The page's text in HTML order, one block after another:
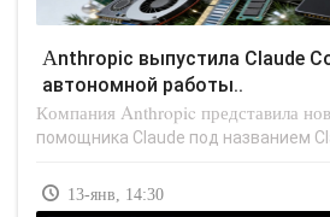
Anthropic выпустила Claude Cowork для
автономной работы..
Компания Anthropic представила
помощника Claude под названием
13-янв, 14:30